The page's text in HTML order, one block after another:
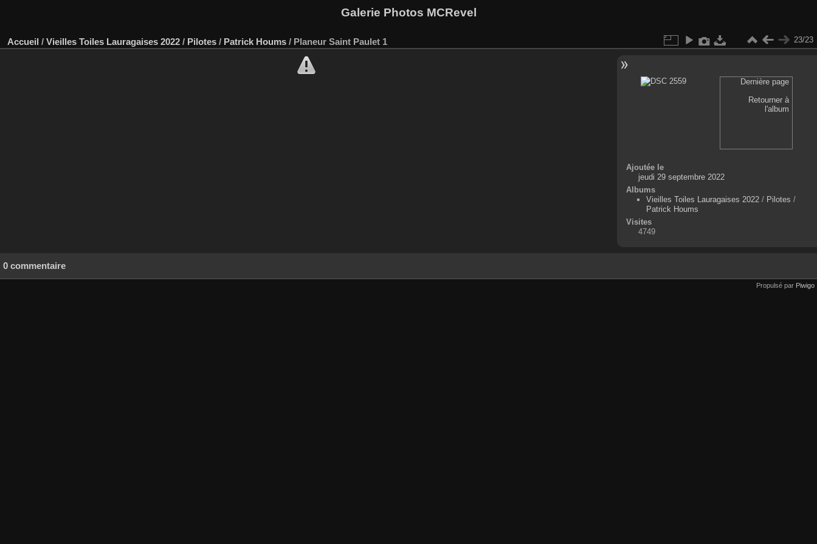
Galerie Photos MCRevel
Accueil / Vieilles Toiles Lauragaises 2022 / Pilotes / Patrick Houms / Planeur Saint Paulet 1 23/23
Dernière page
Retourner à
l'album
Ajoutée le
jeudi 29 septembre 2022
Albums
Vieilles Toiles Lauragaises 2022/ Pilotes /
Patrick Houms
Visites
4749
0 commentaire
Propulsé par Piwigo